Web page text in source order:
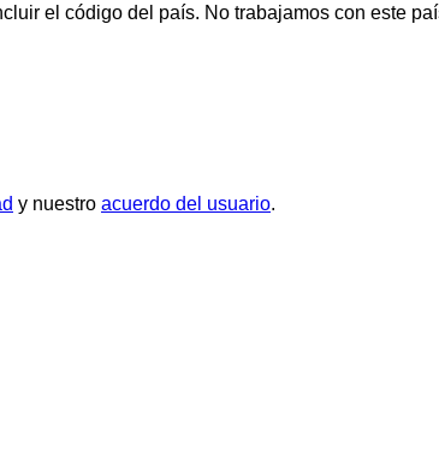
el código del país. No trabajamos con este
y nuestro acuerdo del usuario.